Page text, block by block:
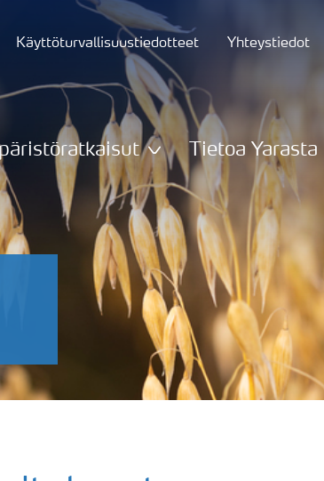
Käyttöturvallisuustiedotteet
Yhteystiedot
Tietoa Yarasta